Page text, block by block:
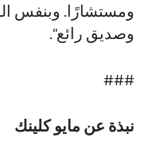
ومستشارًا. وبنفس
وصديق رائع".
###
نبذة عن مايو كلينك